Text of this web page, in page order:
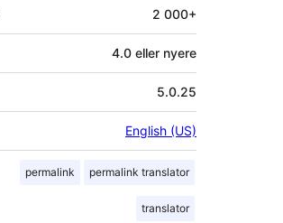
2 000+
4.0 eller nyere
5.0.25
English (US)
permalink permalink translator
translator